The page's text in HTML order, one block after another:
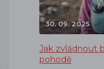
30. 09. 2025
Jak zvládnout
pohodě